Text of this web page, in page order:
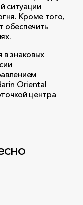
ситуации
Кроме того,
обеспечить
в знаковых
Oriental
центра